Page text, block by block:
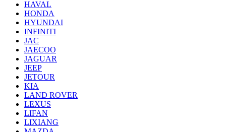
HAVAL
HONDA
HYUNDAI
INFINITI
JAC
JAECOO
JAGUAR
JEEP
JETOUR
KIA
LAND ROVER
LEXUS
LIFAN
LIXIANG